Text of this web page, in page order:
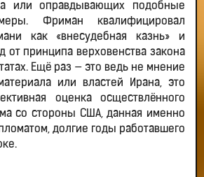
или оправдывающих подобные
Фриман квалифицировал
как «внесудебная казнь» и
от принципа верховенства закона
Ещё раз — это ведь не мнение
или властей Ирана, это
оценка осществлённого
со стороны США, данная именно
долгие годы работавшего